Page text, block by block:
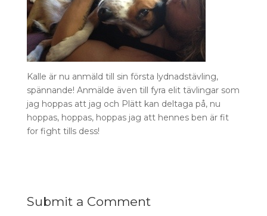
Kalle är nu anmäld till sin första lydnadstävling,
spännande! Anmälde även till fyra elit tävlingar som
jag hoppas att jag och Plätt kan deltaga på, nu
hoppas, hoppas, hoppas jag att hennes ben är fit
for fight tills dess!
Submit a Comment